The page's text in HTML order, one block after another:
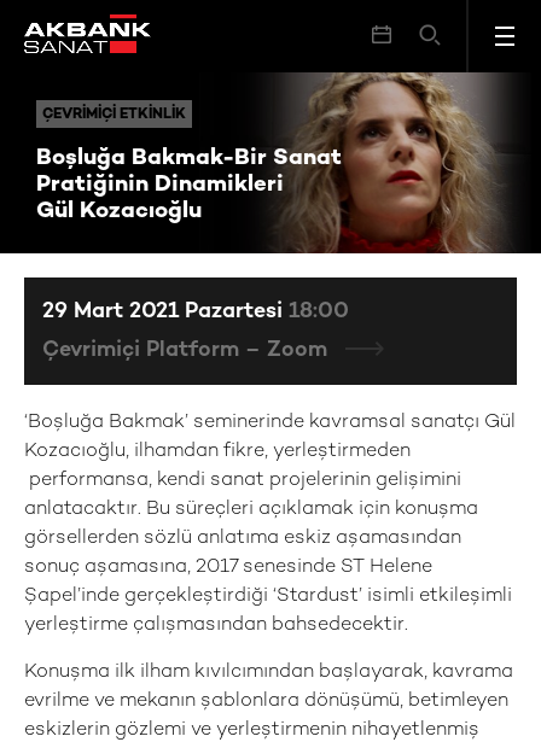
ÇEVRIMIÇI ETKINLIK
Boşluğa Bakmak-Bir Sanat
Pratiğinin Dinamikleri
Gül Kozacıoğlu
ÇEVRIMIÇI ETKINLIK Boşluğa Bakmak-Bir Sanat Pratiğinin Dinamikleri Gül Kozacıoğlu
‘Boşluğa Bakmak’ seminerinde kavramsal sanatçı Gül
Kozacıoğlu, ilhamdan fikre, yerleştirmeden
performansa, kendi sanat projelerinin gelişimini
anlatacaktır. Bu süreçleri açıklamak için konuşma
görsellerden sözlü anlatıma eskiz aşamasından
sonuç aşamasına, 2017 senesinde ST Helene
Şapel’inde gerçekleştirdiği ‘Stardust’ isimli etkileşimli
yerleştirme çalışmasından bahsedecektir.
Konuşma ilk ilham kıvılcımından başlayarak, kavrama
evrilme ve mekanın şablonlara dönüşümü, betimleyen
eskizlerin gözlemi ve yerleştirmenin nihayetlenmiş
29 Mart 2021 Pazartesi 18:00
Çevrimiçi Platform – Zoom